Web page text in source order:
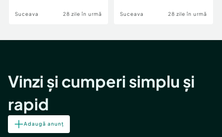
Suceava 28 zile în urmă Suceava 28 zile în urmă
Vinzi și cumperi simplu și
rapid
Adaugă anunț